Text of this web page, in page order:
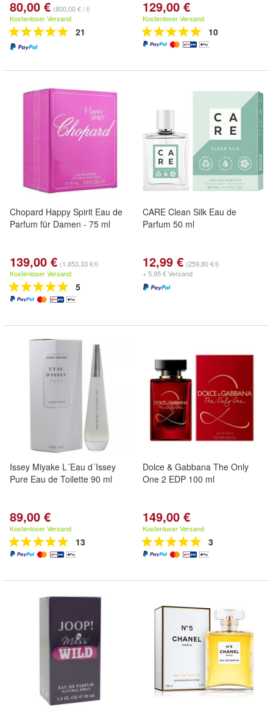
80,00 € (800,00 € / l)
Kostenloser Versand
21
129,00 €
Kostenloser Versand
10
Chopard Happy Spirit Eau de
Parfum für Damen - 75 ml
139,00 € (1.853,33 €/l)
Kostenloser Versand
5
CARE Clean Silk Eau de
Parfum 50 ml
12,99 € (259,80 €/l)
+ 5,95 € Versand
Issey Miyake L´Eau d´Issey
Pure Eau de Toilette 90 ml
89,00 €
Kostenloser Versand
13
Dolce & Gabbana The Only
One 2 EDP 100 ml
149,00 €
Kostenloser Versand
3